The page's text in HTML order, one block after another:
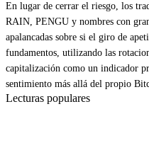
En lugar de cerrar el riesgo, los
RAIN, PENGU y nombres con
apalancadas sobre si el giro de
fundamentos, utilizando las
capitalización como un indicador
sentimiento más allá del propio
Lecturas populares